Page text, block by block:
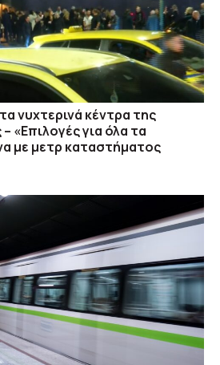
νυχτερινά κέντρα της
«Eπιλογές για όλα τα
με μετρ καταστήματος